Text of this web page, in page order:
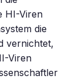
HI-Viren
die
vernichtet,
Viren